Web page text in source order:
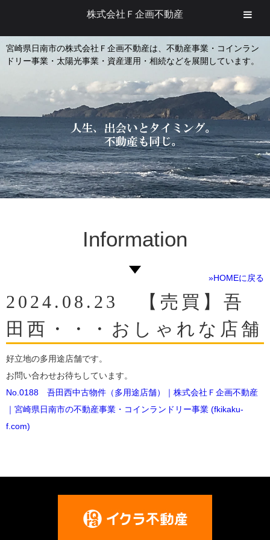
宮崎県日南市の株式会社Ｆ企画不動産は、不動産事業・コインラン
ドリー事業・太陽光事業・資産運用・相続などを展開しています。
Information
»HOMEに戻る
2024.08.23 【売買】吾
田西・・・おしゃれな店舗
好立地の多用途店舗です。
お問い合わせお待ちしています。
No.0188 吾田西中古物件（多用途店舗）｜株式会社Ｆ企画不動産
｜宮崎県日南市の不動産事業・コインランドリー事業 (fkikaku-
f.com)
株式会社Ｆ企画不動産